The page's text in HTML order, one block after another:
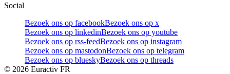
Social
Bezoek ons op facebookBezoek ons op x
Bezoek ons op linkedinBezoek ons op youtube
Bezoek ons op rss-feedBezoek ons op instagram
Bezoek ons op mastodonBezoek ons op telegram
Bezoek ons op blueskyBezoek ons op threads
© 2026 Euractiv FR